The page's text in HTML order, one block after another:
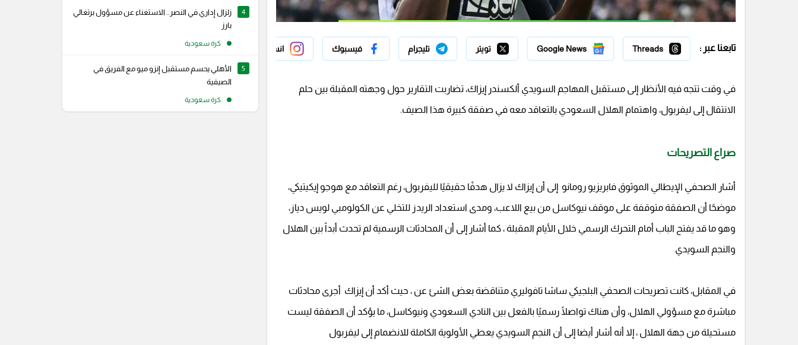
تابعنا عبر : Threads
Google News تويتر تليجرام فيسبوك انستجرام سناب شات
في وقت تتجه فيه الأنظار إلى مستقبل المهاجم السويدي ألكسندر إيزاك، تضاربت التقارير حول وجهته المقبلة بين حلم
الانتقال إلى ليفربول، واهتمام الهلال السعودي بالتعاقد معه في صفقة كبيرة هذا الصيف.
صراع التصريحات
أشار الصحفي الإيطالي الموثوق فابريزيو رومانو إلى أن إيزاك لا يزال هدفًا حقيقيًا لليفربول، رغم التعاقد مع هوجو إيكيتيكي،
موضحًا أن الصفقة متوقفة على موقف نيوكاسل من بيع اللاعب، ومدى استعداد الريدز للتخلي عن الكولومبي لويس دياز،
وهو ما قد يفتح الباب أمام التحرك الرسمي خلال الأيام المقبلة ، كما أشار إلى أن المحادثات الرسمية لم تحدث أبداً بين الهلال
والنجم السويدي
في المقابل، كانت تصريحات الصحفي البلجيكي ساشا تافوليري متناقضة بعض الشئ عن ، حيث أكد أن إيزاك أجرى محادثات
مباشرة مع مسؤولي الهلال، وأن هناك تواصلًا رسميًا بالفعل بين النادي السعودي ونيوكاسل، ما يؤكد أن الصفقة ليست
مستحيلة من جهة الهلال ، إلا أنه أشار أيضا إلى أن النجم السويدي يعطي الأولوية الكاملة للانضمام إلى ليفربول
4
زلزال إداري في النصر.. الاستغناء عن مسؤول برتغالي
بارز
كرة سعودية
5
الأهلي يحسم مستقبل إنزو ميو مع الفريق في
الصيفية
كرة سعودية